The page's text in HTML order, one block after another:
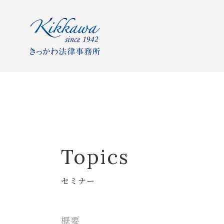
Topics
セミナー
概要